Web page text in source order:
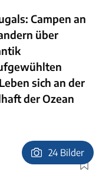
Campen an
über
sich an der
der Ozean
Foto: Andreas Fischer
24 Bilder